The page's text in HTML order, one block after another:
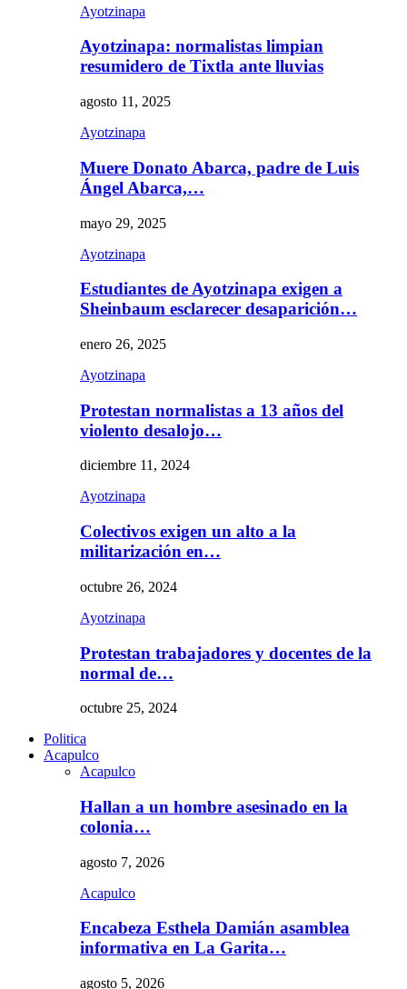
Ayotzinapa
Ayotzinapa: normalistas limpian
resumidero de Tixtla ante lluvias
agosto 11, 2025
Ayotzinapa
Muere Donato Abarca, padre de Luis
Ángel Abarca,…
mayo 29, 2025
Ayotzinapa
Estudiantes de Ayotzinapa exigen a
Sheinbaum esclarecer desaparición…
enero 26, 2025
Ayotzinapa
Protestan normalistas a 13 años del
violento desalojo…
diciembre 11, 2024
Ayotzinapa
Colectivos exigen un alto a la
militarización en…
octubre 26, 2024
Ayotzinapa
Protestan trabajadores y docentes de la
normal de…
octubre 25, 2024
Politica
Acapulco
Acapulco
Hallan a un hombre asesinado en la
colonia…
agosto 7, 2026
Acapulco
Encabeza Esthela Damián asamblea
informativa en La Garita…
agosto 5, 2026